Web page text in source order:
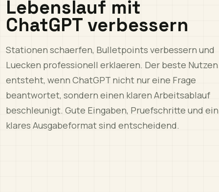
Lebenslauf mit
ChatGPT verbessern
Stationen schaerfen, Bulletpoints verbessern und
Luecken professionell erklaeren. Der beste Nutzen
entsteht, wenn ChatGPT nicht nur eine Frage
beantwortet, sondern einen klaren Arbeitsablauf
beschleunigt. Gute Eingaben, Pruefschritte und ein
klares Ausgabeformat sind entscheidend.